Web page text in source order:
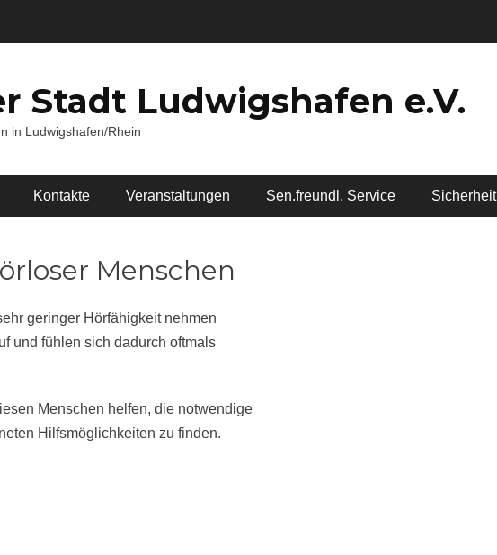
Stadt Ludwigshafen e.V.
in Ludwigshafen/Rhein
Kontakte Veranstaltungen Sen.freundl. Service Sicherheit
Menschen
geringer Hörfähigkeit nehmen
und fühlen sich dadurch oftmals
Menschen helfen, die notwendige
Hilfsmöglichkeiten zu finden.